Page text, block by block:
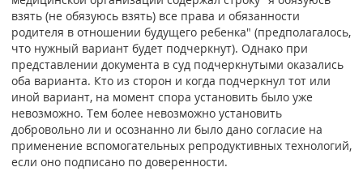
взять (не обязуюсь взять) все права и обязанности
родителя в отношении будущего ребенка" (предполагалось,
что нужный вариант будет подчеркнут). Однако при
представлении документа в суд подчеркнутыми оказались
оба варианта. Кто из сторон и когда подчеркнул тот или
иной вариант, на момент спора установить было уже
невозможно. Тем более невозможно установить
добровольно ли и осознанно ли было дано согласие на
применение вспомогательных репродуктивных технологий,
если оно подписано по доверенности.